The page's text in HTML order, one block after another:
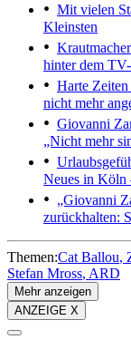
Mit vielen
Kleinsten
hinter dem
Harte Zeiten
nicht mehr
Giovanni
„Nicht mehr
Neues in Köln
„Giovanni
zurückhalten:
Themen:Cat Ballou
Stefan Mross ARD
Mehr anzeigen
ANZEIGE X